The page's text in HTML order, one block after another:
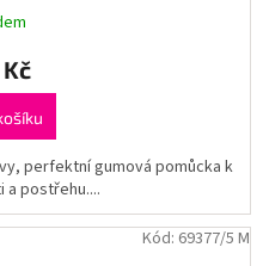
perfektní gumová pomůcka k
postřehu....
Kód: 69377/5 M